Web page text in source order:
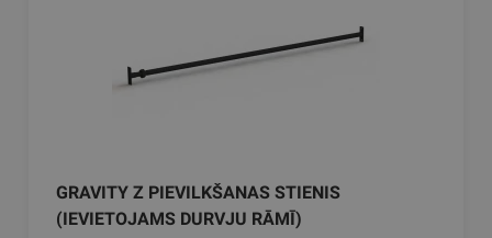
GRAVITY Z PIEVILKŠANAS STIENIS
(IEVIETOJAMS DURVJU RĀMĪ)